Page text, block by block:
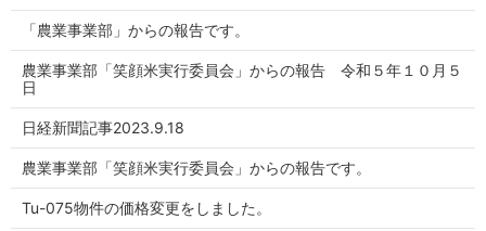
「農業事業部」からの報告です。
農業事業部「笑顔米実行委員会」からの報告 令和５年１０月５
日
日経新聞記事2023.9.18
農業事業部「笑顔米実行委員会」からの報告です。
Tu-075物件の価格変更をしました。